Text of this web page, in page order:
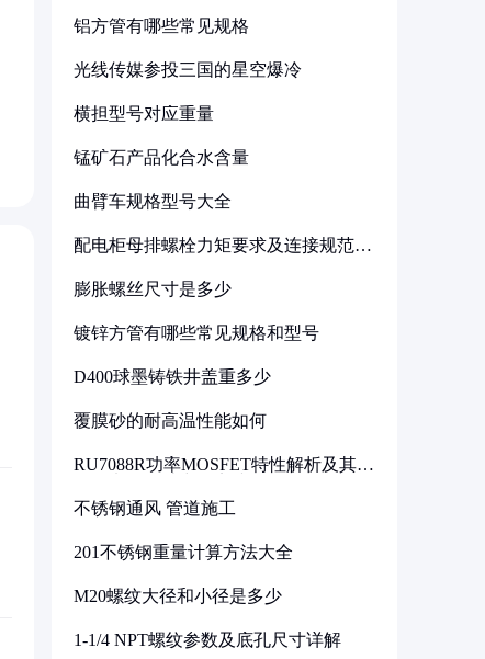
铝方管有哪些常见规格
光线传媒参投三国的星空爆冷
横担型号对应重量
锰矿石产品化合水含量
曲臂车规格型号大全
配电柜母排螺栓力矩要求及连接规范详
膨胀螺丝尺寸是多少
镀锌方管有哪些常见规格和型号
D400球墨铸铁井盖重多少
覆膜砂的耐高温性能如何
RU7088R功率MOSFET特性解析及其在
不锈钢通风 管道施工
201不锈钢重量计算方法大全
M20螺纹大径和小径是多少
1-1/4 NPT螺纹参数及底孔尺寸详解